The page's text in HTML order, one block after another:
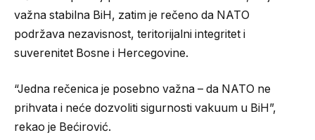
važna stabilna BiH, zatim je rečeno da NATO
podržava nezavisnost, teritorijalni integritet i
suverenitet Bosne i Hercegovine.
“Jedna rečenica je posebno važna – da NATO ne
prihvata i neće dozvoliti sigurnosti vakuum u BiH”,
rekao je Bećirović.